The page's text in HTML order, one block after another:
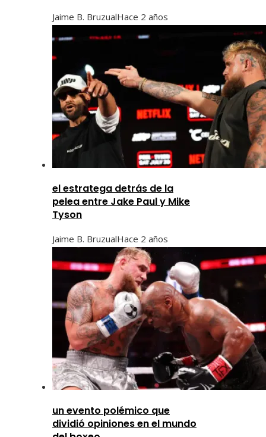
Jaime B. BruzualHace 2 años
el estratega detrás de la
pelea entre Jake Paul y Mike
Tyson
Jaime B. BruzualHace 2 años
un evento polémico que
dividió opiniones en el mundo